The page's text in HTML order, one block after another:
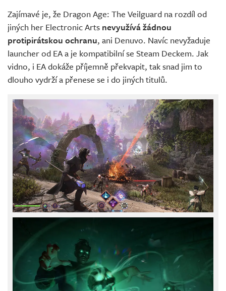
Zajímavé je, že Dragon Age: The Veilguard na rozdíl od
jiných her Electronic Arts nevyužívá žádnou
protipirátskou ochranu, ani Denuvo. Navíc nevyžaduje
launcher od EA a je kompatibilní se Steam Deckem. Jak
vidno, i EA dokáže příjemně překvapit, tak snad jim to
dlouho vydrží a přenese se i do jiných titulů.